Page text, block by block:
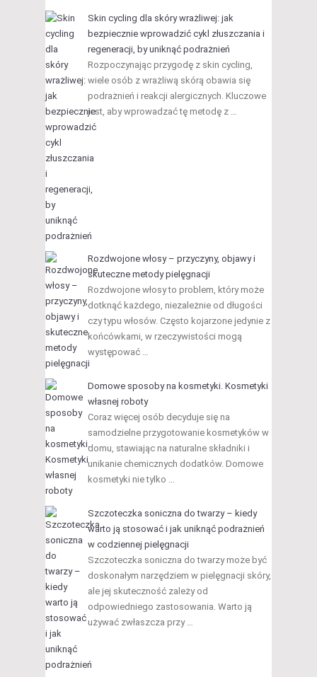
Skin cycling dla skóry wrażliwej: jak
bezpiecznie wprowadzić cykl złuszczania i
regeneracji, by uniknąć podrażnień
Rozpoczynając przygodę z skin cycling,
wiele osób z wrażliwą skórą obawia się
podrażnień i reakcji alergicznych. Kluczowe
jest, aby wprowadzać tę metodę z …
Rozdwojone włosy – przyczyny, objawy i
skuteczne metody pielęgnacji
Rozdwojone włosy to problem, który może
dotknąć każdego, niezależnie od długości
czy typu włosów. Często kojarzone jedynie z
końcówkami, w rzeczywistości mogą
występować …
Domowe sposoby na kosmetyki. Kosmetyki
własnej roboty
Coraz więcej osób decyduje się na
samodzielne przygotowanie kosmetyków w
domu, stawiając na naturalne składniki i
unikanie chemicznych dodatków. Domowe
kosmetyki nie tylko …
Szczoteczka soniczna do twarzy – kiedy
warto ją stosować i jak uniknąć podrażnień
w codziennej pielęgnacji
Szczoteczka soniczna do twarzy może być
doskonałym narzędziem w pielęgnacji skóry,
ale jej skuteczność zależy od
odpowiedniego zastosowania. Warto ją
używać zwłaszcza przy …